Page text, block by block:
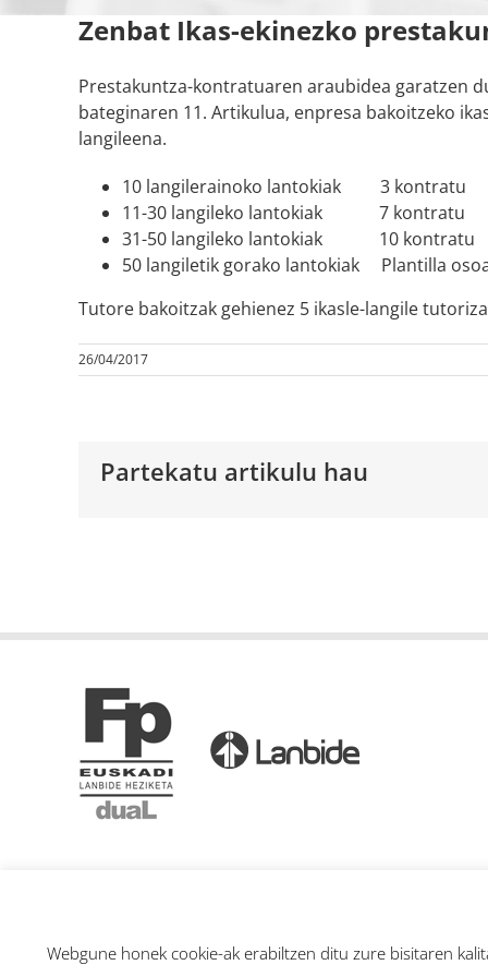
Zenbat Ikas-ekinezko
Prestakuntza-kontratuaren araubidea garatzen
bateginaren 11. Artikulua, enpresa bakoitzeko
langileena.
10 langilerainoko lantokiak 3 kontratu
11-30 langileko lantokiak 7 kontratu
31-50 langileko lantokiak 10 kontratu
50 langiletik gorako lantokiak Plantilla
Tutore bakoitzak gehienez 5 ikasle-langile
26/04/2017
Partekatu artikulu hau
Webgune honek cookie-ak erabiltzen ditu zure bisitaren